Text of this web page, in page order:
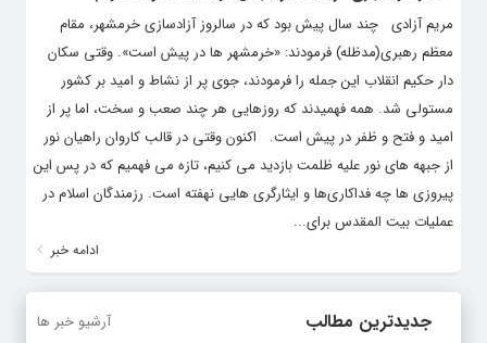
مریم آزادی چند سال پیش بود که در سالروز آزادسازی خرمشهر، مقام
معظم رهبری(مدظله) فرمودند: «خرمشهر ها در پیش است». وقتی سکان
دار حکیم انقلاب این جمله را فرمودند، جوی پر از نشاط و امید بر کشور
مستولی شد. همه فهمیدند که روزهایی هر چند صعب و سخت، اما پر از
امید و فتح و ظفر در پیش است. اکنون وقتی در قالب کاروان راهیان نور
از جبهه های نور علیه ظلمت بازدید می کنیم، تازه می فهمیم که در پس این
پیروزی ها چه فداکاری‌ها و ایثارگری هایی نهفته است. رزمندگان اسلام در
عملیات بیت المقدس برای...
ادامه خبر
جدیدترین مطالب آرشیو خبر ها